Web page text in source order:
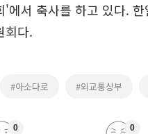
'에서 축사를 하고 있다.
회다.
#아소다로 #외교통상부
0 0